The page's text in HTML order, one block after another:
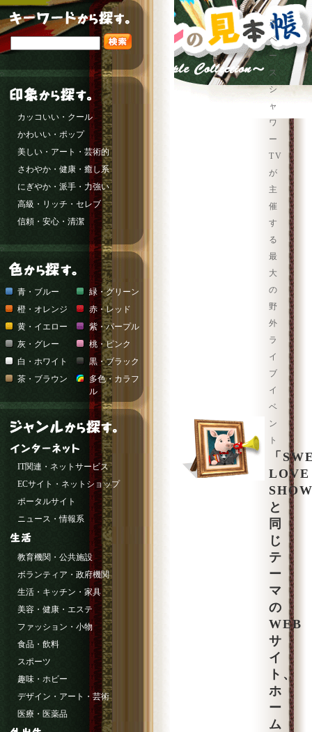
ス
ペ
ー
ス
シ
ャ
ワ
ー
TV
が
主
催
す
る
最
大
の
野
外
ラ
イ
ブ
イ
ベ
ン
ト
「
LOVE
と
同
じ
テ
ー
マ
の
WEB
サ
イ
ト、
ホ
ー
ム
カッコいい・クール
かわいい・ポップ
美しい・アート・芸術的
さわやか・健康・癒し系
にぎやか・派手・力強い
高級・リッチ・セレブ
信頼・安心・清潔
青・ブルー
緑・グリーン
橙・オレンジ
赤・レッド
黄・イエロー
紫・パープル
灰・グレー
桃・ピンク
白・ホワイト
黒・ブラック
茶・ブラウン
多色・カラフ
ル
IT関連・ネットサービス
ECサイト・ネットショップ
ポータルサイト
ニュース・情報系
教育機関・公共施設
ボランティア・政府機関
生活・キッチン・家具
美容・健康・エステ
ファッション・小物
食品・飲料
スポーツ
趣味・ホビー
デザイン・アート・芸術
医療・医薬品